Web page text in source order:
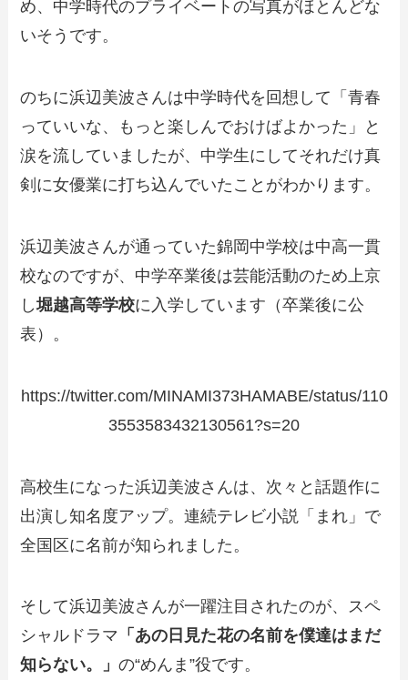
め、中学時代のプライベートの写真がほとんどな
いそうです。
のちに浜辺美波さんは中学時代を回想して「青春
っていいな、もっと楽しんでおけばよかった」と
涙を流していましたが、中学生にしてそれだけ真
剣に女優業に打ち込んでいたことがわかります。
浜辺美波さんが通っていた錦岡中学校は中高一貫
校なのですが、中学卒業後は芸能活動のため上京
し堀越高等学校に入学しています（卒業後に公
表）。
https://twitter.com/MINAMI373HAMABE/status/110
3553583432130561?s=20
高校生になった浜辺美波さんは、次々と話題作に
出演し知名度アップ。連続テレビ小説「まれ」で
全国区に名前が知られました。
そして浜辺美波さんが一躍注目されたのが、スペ
シャルドラマ 「あの日見た花の名前を僕達はまだ
知らない。」の“めんま”役です。